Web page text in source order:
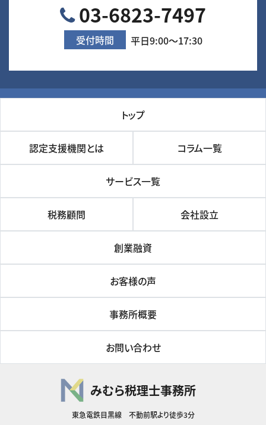
03-6823-7497
受付時間 平日9:00～17:30
トップ
認定支援機関とは コラム一覧
サービス一覧
税務顧問 会社設立
創業融資
お客様の声
事務所概要
お問い合わせ
みむら税理士事務所
東急電鉄目黒線 不動前駅より徒歩3分